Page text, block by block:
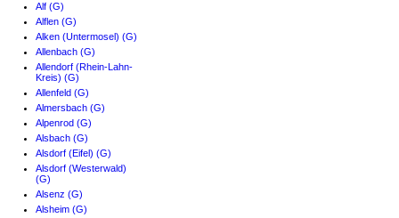
Alf (G)
Alflen (G)
Alken (Untermosel) (G)
Allenbach (G)
Allendorf (Rhein-Lahn-
Kreis) (G)
Allenfeld (G)
Almersbach (G)
Alpenrod (G)
Alsbach (G)
Alsdorf (Eifel) (G)
Alsdorf (Westerwald)
(G)
Alsenz (G)
Alsheim (G)